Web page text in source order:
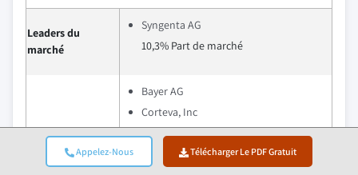
Appelez-Nous Télécharger Le PDF Gratuit
Leaders du
marché
Syngenta AG
10,3% Part de marché
Les meilleurs
Bayer AG
Corteva, Inc
Syngenta AG
BASF SE (Solutions agricoles)